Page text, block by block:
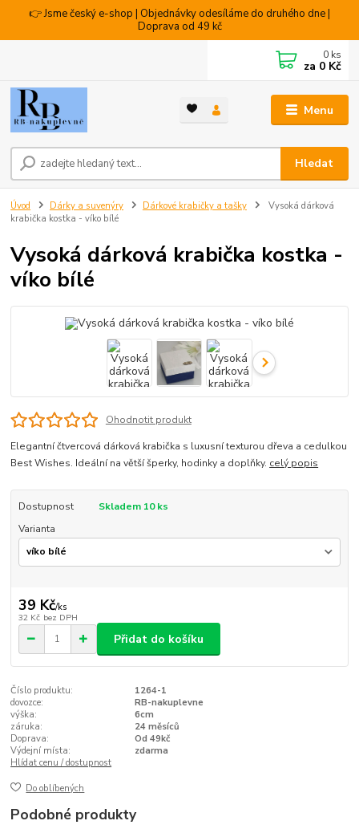
👉 Jsme český e-shop | Objednávky odesíláme do druhého dne |
Doprava od 49 kč
Menu
Hledat
0 ks
za 0 Kč
Úvod Dárky a suvenýry Dárkové krabičky a tašky
Vysoká dárková
krabička kostka - víko bílé
Vysoká dárková krabička kostka -
víko bílé
Ohodnotit produkt
Elegantní čtvercová dárková krabička s luxusní texturou dřeva a cedulkou
Best Wishes. Ideální na větší šperky, hodinky a doplňky. celý popis
Dostupnost
Skladem 10 ks
Varianta
39 Kč/ks
32 Kč bez DPH
Přidat do košíku
Číslo produktu:
1264-1
dovozce:
RB-nakuplevne
výška:
6cm
záruka:
24 měsíců
Doprava:
Od 49kč
Výdejní místa:
zdarma
Hlídat cenu / dostupnost
Do oblíbených
Podobné produkty